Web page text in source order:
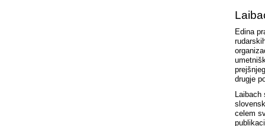
Edina
drugje
Laibach
celem